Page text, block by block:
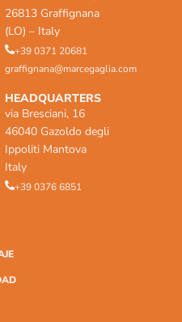
26813 Graffignana
(LO) – Italy
+39 0371 20681
graffignana@marcegaglia.com
HEADQUARTERS
via Bresciani, 16
46040 Gazoldo degli
Ippoliti Mantova
Italy
+39 0376 6851